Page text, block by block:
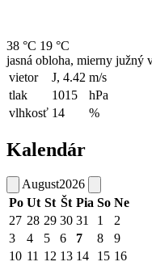
38 °C 19 °C
jasná obloha, mierny južný
vietor
J, 4.42 m/s
tlak
1015
hPa
vlhkosť 14 %
Kalendár
August2026
Po Ut St Št Pia So Ne
27 28 29 30 31 1
2
3
4 5 6 7 8
9
10 11 12 13 14 15 16